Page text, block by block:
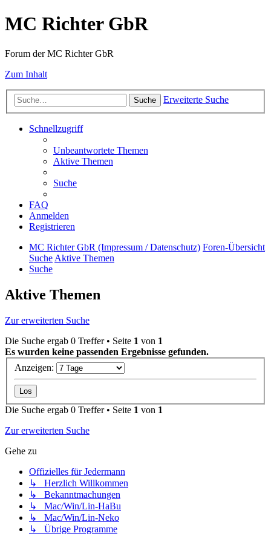
MC Richter GbR
Forum der MC Richter GbR
Zum Inhalt
Suche Erweiterte Suche
Schnellzugriff
Unbeantwortete Themen
Aktive Themen
Suche
FAQ
Anmelden
Registrieren
MC Richter GbR (Impressum / Datenschutz) Foren-Übersicht
SucheAktive Themen
Suche
Aktive Themen
Zur erweiterten Suche
Die Suche ergab 0 Treffer • Seite 1 von 1
Es wurden keine passenden Ergebnisse gefunden.
Anzeigen:
Die Suche ergab 0 Treffer • Seite 1 von 1
Zur erweiterten Suche
Gehe zu
Offizielles für Jedermann
↳ Herzlich Willkommen
↳ Bekanntmachungen
↳ Mac/Win/Lin-HaBu
↳ Mac/Win/Lin-Neko
↳ Übrige Programme